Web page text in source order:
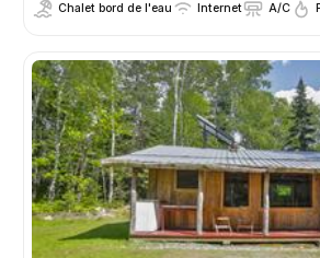
Chalet bord de l'eau
Internet A/C